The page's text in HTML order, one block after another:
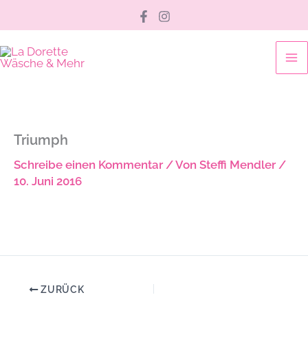
Inhalt
springen
Triumph
Schreibe einen Kommentar / Von Steffi Mendler /
10. Juni 2016
ZURÜCK